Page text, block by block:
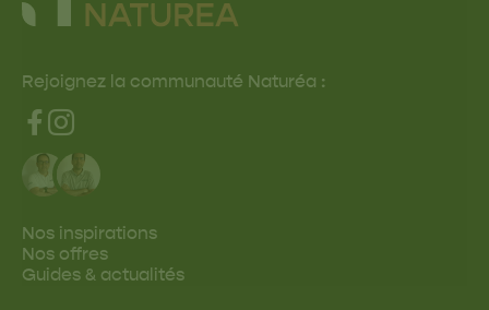
Rejoignez la communauté Naturéa :
Nos inspirations
Nos offres
Guides & actualités